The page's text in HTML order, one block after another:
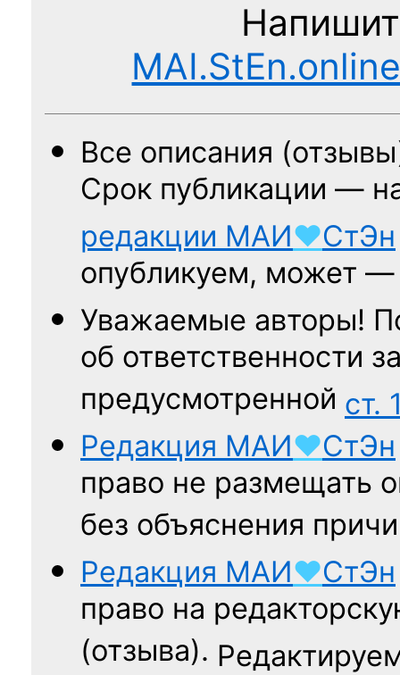
Все описания
Срок публикации —
редакции МАИ♥СтЭн
опубликуем, может
Уважаемые авторы!
об ответственности
предусмотренной ст.
Редакция МАИ♥СтЭн
право не размещать
без объяснения
Редакция МАИ♥СтЭн
право на
(отзыва).